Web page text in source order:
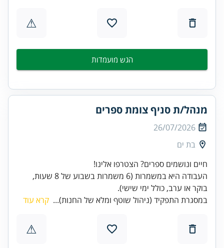
⚠
הגש מועמדות
מנהל/ת סניף צומת ספרים
26/07/2026
בת ים
העבודה היא במשמרות (6 משמרות בשבוע של 8 שעות,
בוקר או ערב, כולל ימי שישי).
במסגרת התפקיד (ניהול שוטף ומלא של החנות)... קרא עוד
⚠